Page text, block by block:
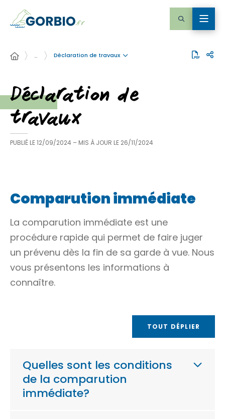
… Déclaration de travaux
Déclaration de
travaux
PUBLIÉ LE12/09/2024 – MIS À JOUR LE 26/11/2024
Comparution immédiate
La comparution immédiate est une
procédure rapide qui permet de faire juger
un prévenu dès la fin de sa garde à vue. Nous
vous présentons les informations à
connaître.
TOUT DÉPLIER
Quelles sont les conditions
de la comparution
immédiate?